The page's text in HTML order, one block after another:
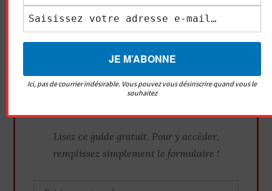
Lisez ce guide gratuit. Pour y accéder,
remplissez simplement le formulaire !
Ici, pas de courrier indésirable. Vous pouvez vous désinscrire quand vous le
souhaitez